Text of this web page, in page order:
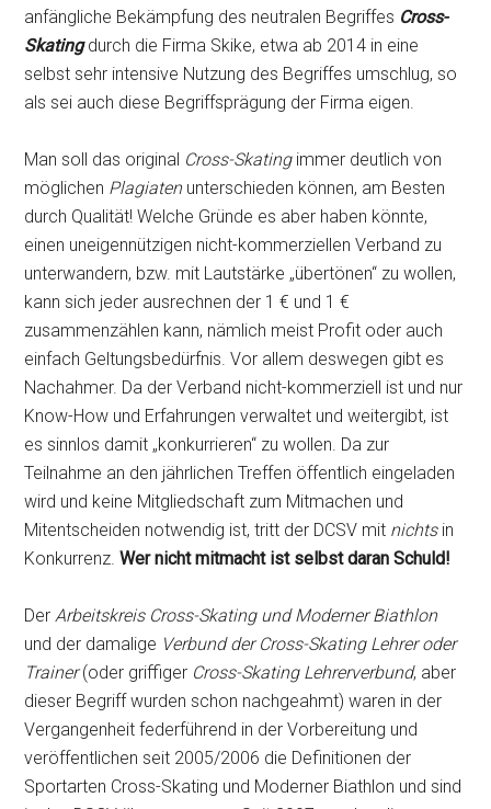
anfängliche Bekämpfung des neutralen Begriffes Cross-
Skatingdurch die Firma Skike, etwa ab 2014 in eine
selbst sehr intensive Nutzung des Begriffes umschlug, so
als sei auch diese Begriffsprägung der Firma eigen.
Man soll das original Cross-Skatingimmer deutlich von
möglichen Plagiatenunterschieden können, am Besten
durch Qualität! Welche Gründe es aber haben könnte,
einen uneigennützigen nicht-kommerziellen Verband zu
unterwandern, bzw. mit Lautstärke „übertönen“ zu wollen,
kann sich jeder ausrechnen der 1 € und 1 €
zusammenzählen kann, nämlich meist Profit oder auch
einfach Geltungsbedürfnis. Vor allem deswegen gibt es
Nachahmer. Da der Verband nicht-kommerziell ist und nur
Know-How und Erfahrungen verwaltet und weitergibt, ist
es sinnlos damit „konkurrieren“ zu wollen. Da zur
Teilnahme an den jährlichen Treffen öffentlich eingeladen
wird und keine Mitgliedschaft zum Mitmachen und
Mitentscheiden notwendig ist, tritt der DCSV mit nichtsin
Konkurrenz.Wer nicht mitmacht ist selbst daran Schuld!
Der Arbeitskreis Cross-Skating und Moderner Biathlon
und der damalige Verbund der Cross-Skating Lehrer oder
Trainer(oder griffiger Cross-Skating Lehrerverbund, aber
dieser Begriff wurden schon nachgeahmt) waren in der
Vergangenheit federführend in der Vorbereitung und
veröffentlichen seit 2005/2006 die Definitionen der
Sportarten Cross-Skating und Moderner Biathlon und sind